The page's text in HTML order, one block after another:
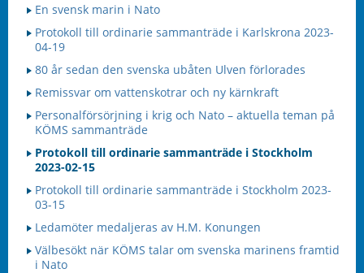
En svensk marin i Nato
Protokoll till ordinarie sammanträde i Karlskrona 2023-
04-19
80 år sedan den svenska ubåten Ulven förlorades
Remissvar om vattenskotrar och ny kärnkraft
Personalförsörjning i krig och Nato – aktuella teman på
KÖMS sammanträde
Protokoll till ordinarie sammanträde i Stockholm
2023-02-15
Protokoll till ordinarie sammanträde i Stockholm 2023-
03-15
Ledamöter medaljeras av H.M. Konungen
Välbesökt när KÖMS talar om svenska marinens framtid
i Nato